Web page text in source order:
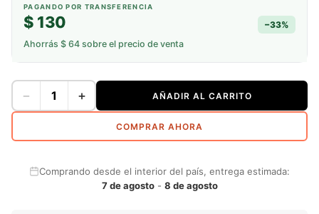
PAGANDO POR TRANSFERENCIA
$ 130 −33%
Ahorrás $ 64 sobre el precio de venta
− + AÑADIR AL CARRITO
COMPRAR AHORA
Comprando desde el interior del país, entrega estimada:
7 de agosto- 8 de agosto